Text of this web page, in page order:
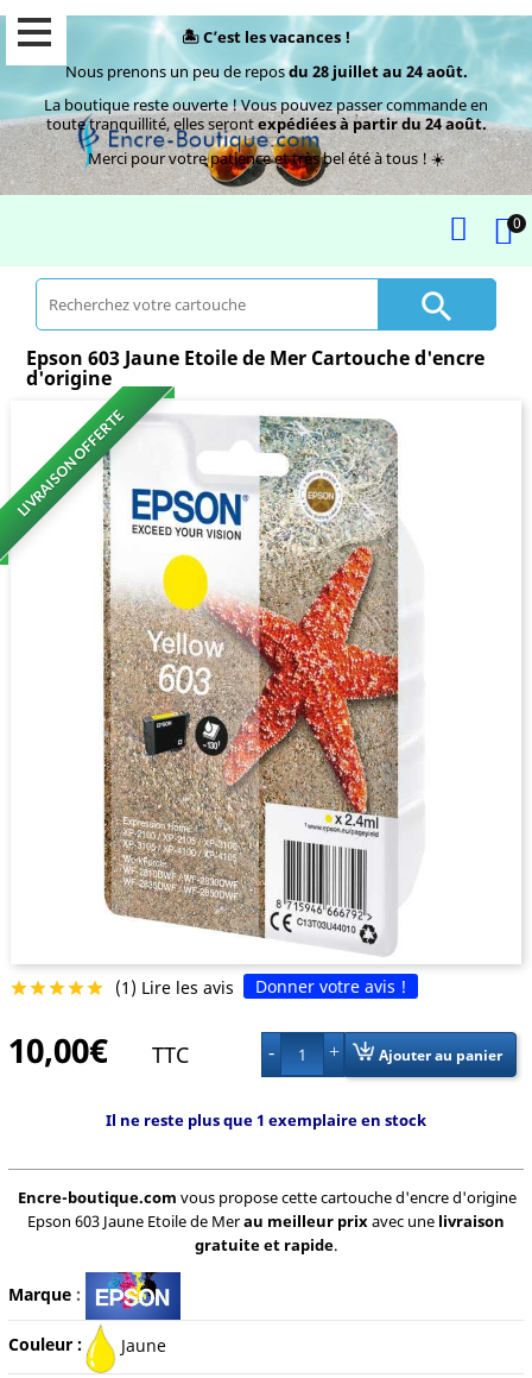
🏝️ C’est les vacances !
Nous prenons un peu de reposdu 28 juillet au 24 août.
La boutique reste ouverte ! Vous pouvez passer commande en
toute tranquillité, elles serontexpédiées à partir du 24 août.
Merci pour votre patience et très bel été à tous ! ☀️
0

Epson 603 Jaune Etoile de Mer Cartouche d'encre
d'origine
LIVRAISON OFFERTE
 (1) Lire les avis Donner votre avis !
10,00€ TTC 1 Ajouter au panier
Il ne reste plus que 1 exemplaire en stock
Encre-boutique.com vous propose cette cartouche d'encre d'origine
Epson 603 Jaune Etoile de Merau meilleur prixavec une livraison
gratuite et rapide.
Marque:
Couleur : Jaune